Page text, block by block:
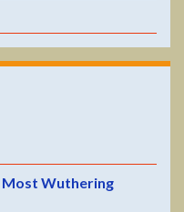
Most Wuthering